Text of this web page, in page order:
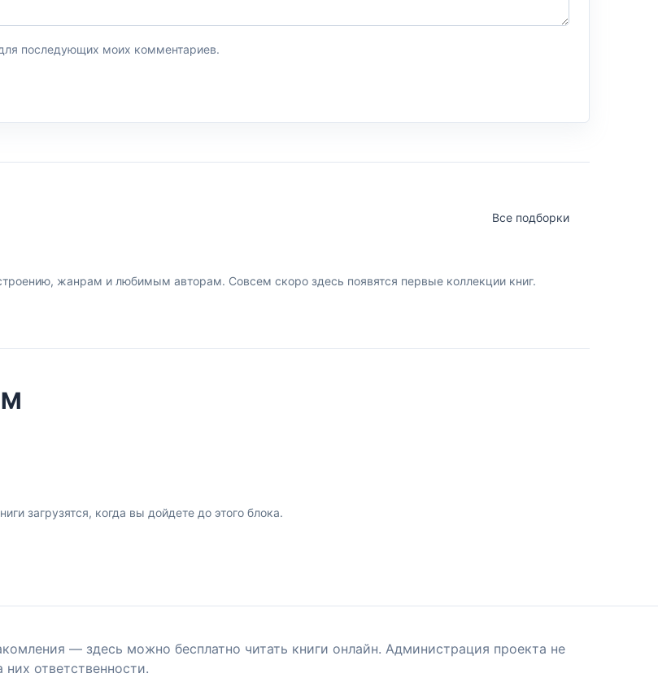
последующих моих комментариев.
Все подборки
жанрам и любимым авторам. Совсем скоро здесь появятся первые коллекции книг.
загрузятся, когда вы дойдете до этого блока.
— здесь можно бесплатно читать книги онлайн. Администрация проекта не
них ответственности.